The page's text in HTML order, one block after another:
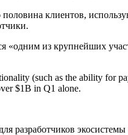
клиентов,
«одним из крупнейших
(such as the ability for
$1B in Q1 alone.
для разработчиков